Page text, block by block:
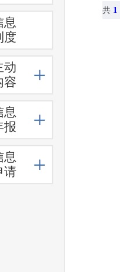
息
度
动
容
息
报
息
请